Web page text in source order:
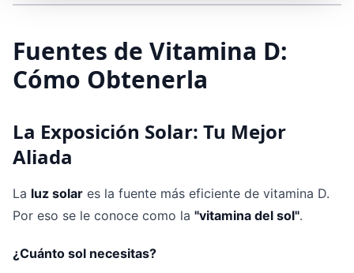
Fuentes de Vitamina D:
Cómo Obtenerla
La Exposición Solar: Tu Mejor
Aliada
La luz solar es la fuente más eficiente de vitamina D.
Por eso se le conoce como la "vitamina del sol".
¿Cuánto sol necesitas?